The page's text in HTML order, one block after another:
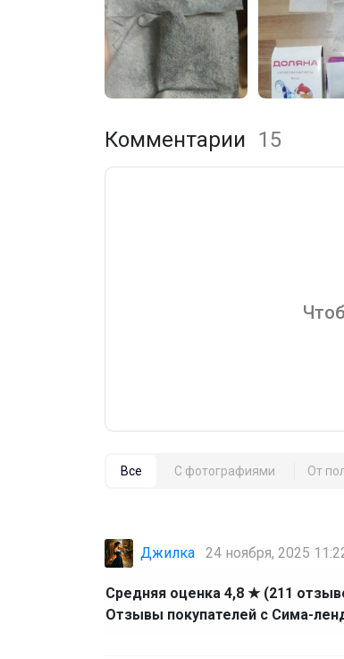
Комментарии 15
Все С фотографиями От
Джилка 24 ноября, 2025
Средняя оценка 4,8 ★ (211
Отзывы покупателей с Сима-